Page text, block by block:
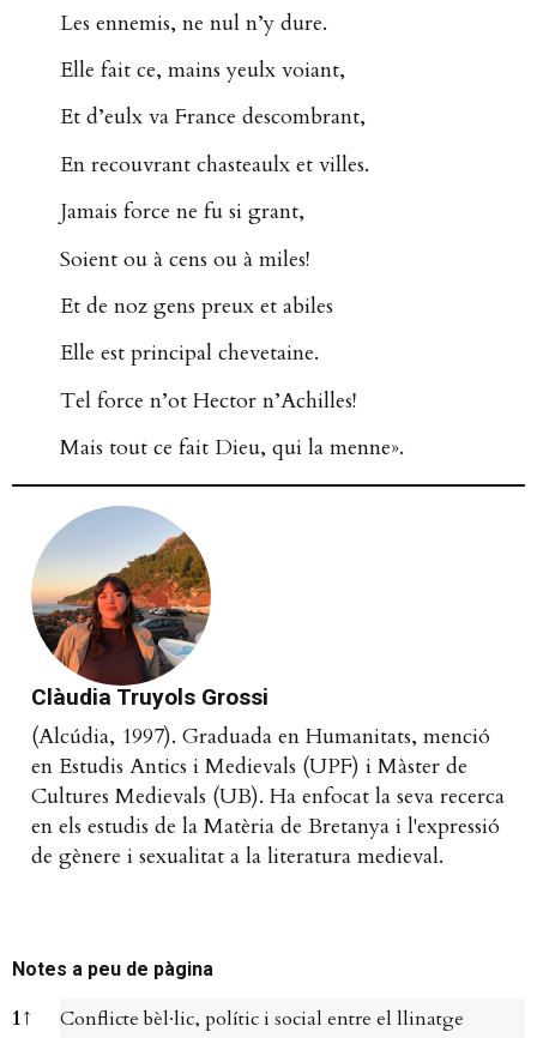
Les ennemis, ne nul n’y dure.
Elle fait ce, mains yeulx voiant,
Et d’eulx va France descombrant,
En recouvrant chasteaulx et villes.
Jamais force ne fu si grant,
Soient ou à cens ou à miles!
Et de noz gens preux et abiles
Elle est principal chevetaine.
Tel force n’ot Hector n’Achilles!
Mais tout ce fait Dieu, qui la menne».
Clàudia Truyols Grossi
(Alcúdia, 1997). Graduada en Humanitats, menció
en Estudis Antics i Medievals (UPF) i Màster de
Cultures Medievals (UB). Ha enfocat la seva recerca
en els estudis de la Matèria de Bretanya i l'expressió
de gènere i sexualitat a la literatura medieval.
Notes a peu de pàgina
Notes a peu de pàgina
1↑
Conflicte bèl·lic, polític i social entre el llinatge